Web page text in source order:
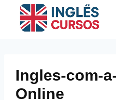
Ingles-com-
Online